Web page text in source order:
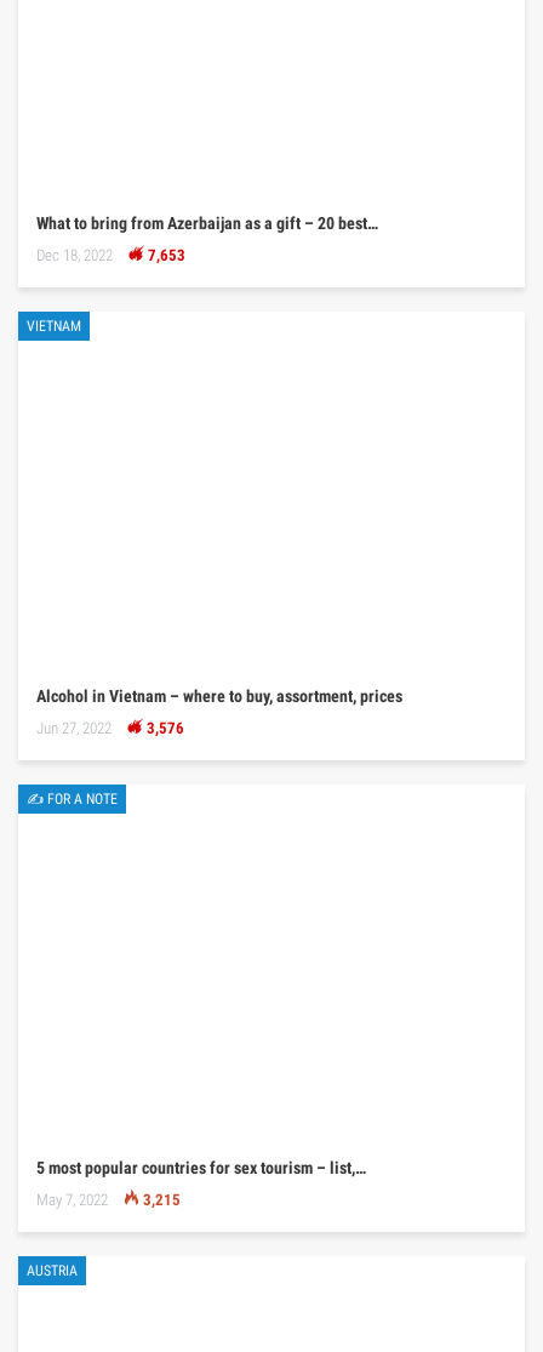
What to bring from Azerbaijan as a gift – 20 best…
Dec 18, 2022 7,653
VIETNAM
Alcohol in Vietnam – where to buy, assortment, prices
Jun 27, 2022 3,576
✍ FOR A NOTE
5 most popular countries for sex tourism – list,…
May 7, 2022 3,215
AUSTRIA